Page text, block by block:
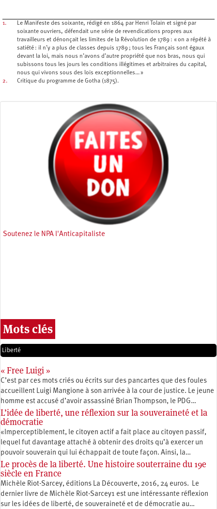
1.
Le Manifeste des soixante, rédigé en 1864 par Henri Tolain et signé par
soixante ouvriers, défendait une série de revendications propres aux
travailleurs et dénonçait les limites de la Révolution de 1789 : « on a répété à
satiété : il n’y a plus de classes depuis 1789 ; tous les Français sont égaux
devant la loi, mais nous n’avons d’autre propriété que nos bras, nous qui
subissons tous les jours les conditions illégitimes et arbitraires du capital,
nous qui vivons sous des lois exceptionnelles... »
2.
Critique du programme de Gotha (1875).
Soutenez le NPA l'Anticapitaliste
Mots clés
Liberté
« Free Luigi »
C’est par ces mots criés ou écrits sur des pancartes que des foules
accueillent Luigi Mangione à son arrivée à la cour de justice. Le jeune
homme est accusé d’avoir assassiné Brian Thompson, le PDG…
L’idée de liberté, une réflexion sur la souveraineté et la
démocratie
«Imperceptiblement, le citoyen actif a fait place au citoyen passif,
lequel fut davantage attaché à obtenir des droits qu’à exercer un
pouvoir souverain qui lui échappait de toute façon. Ainsi, la…
Le procès de la liberté. Une histoire souterraine du 19e
siècle en France
Michèle Riot-Sarcey, éditions La Découverte, 2016, 24 euros. Le
dernier livre de Michèle Riot-Sarcey1 est une intéressante réflexion
sur les idées de liberté, de souveraineté et de démocratie au…